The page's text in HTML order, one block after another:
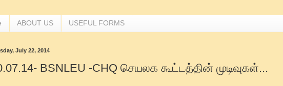
ABOUT US USEFUL FORMS
July 22, 2014
BSNLEU -CHQ செயலக கூட்டத்தின் முடிவுகள்...